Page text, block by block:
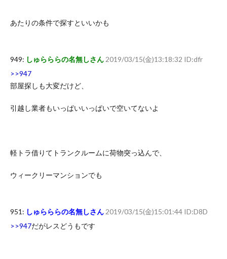
あたりの条件で探すといいかも
949: しゅらららの名無しさん 2019/03/15(金)13:18:32 ID:dfr
>>947
部屋探しも大変だけど、
引越し業者もいっぱいいっぱいで空いてないよ
軽トラ借りてトランクルームに荷物突っ込んで、
ウィークリーマンションでも
951: しゅらららの名無しさん 2019/03/15(金)15:01:44 ID:D8D
>>947だがレスどうもです